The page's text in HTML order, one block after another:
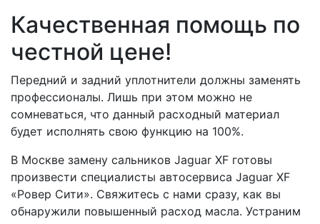
Качественная помощь по
честной цене!
Передний и задний уплотнители должны заменять
профессионалы. Лишь при этом можно не
сомневаться, что данный расходный материал
будет исполнять свою функцию на 100%.
В Москве замену сальников Jaguar XF готовы
произвести специалисты автосервиса Jaguar XF
«Ровер Сити». Свяжитесь с нами сразу, как вы
обнаружили повышенный расход масла. Устраним